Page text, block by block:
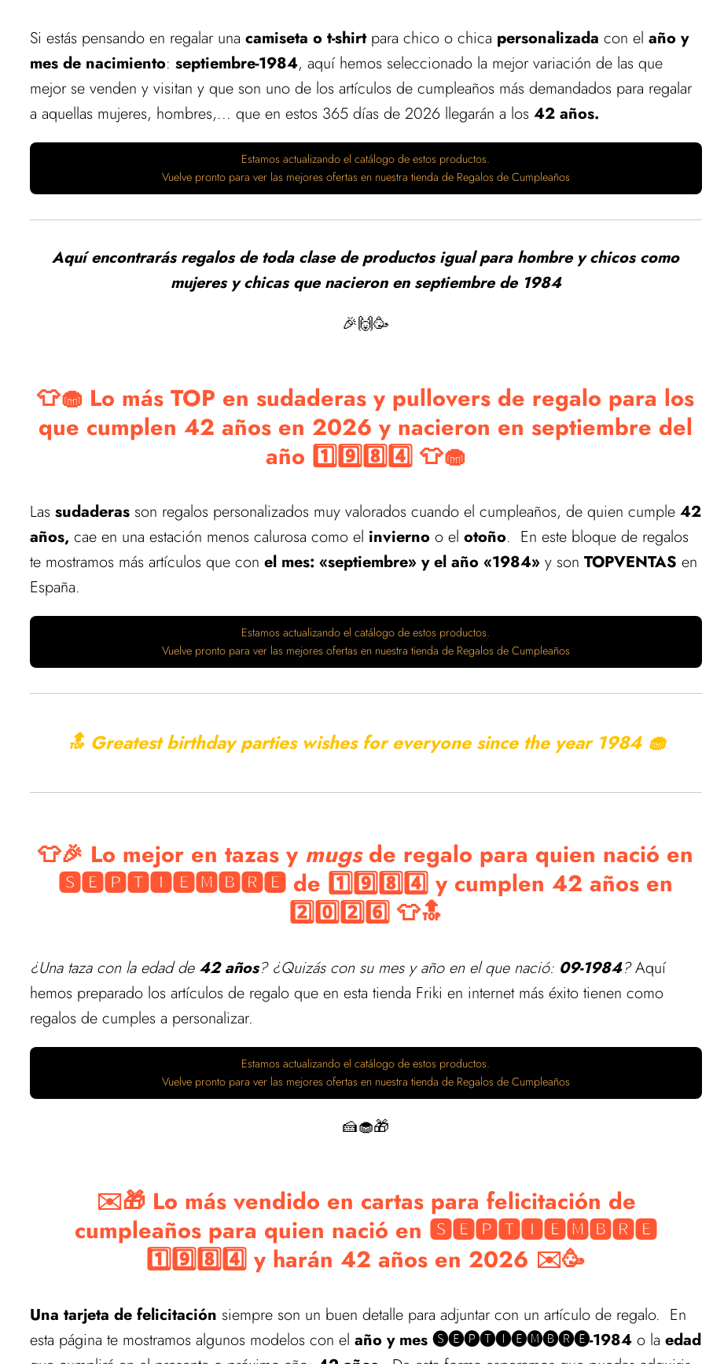
Si estás pensando en regalar una camiseta o t-shirtpara chico o chica personalizada con el año y
mes de nacimiento: septiembre-1984, aquí hemos seleccionado la mejor variación de las que
mejor se venden y visitan y que son uno de los artículos de cumpleaños más demandados para regalar
a aquellas mujeres, hombres,... que en estos 365 días de 2026 llegarán a los 42 años.
Estamos actualizando el catálogo de estos productos.
Vuelve pronto para ver las mejores ofertas en nuestra tienda de Regalos de Cumpleaños
Aquí encontrarás regalos de toda clase de productos igual para hombre y chicos como
mujeres y chicas que nacieron en septiembre de 1984
🎉🙌🥳
👕🧁 Lo más TOP en sudaderas y pullovers de regalo para los
que cumplen 42 años en 2026 y nacieron en septiembre del
año 1️⃣9️⃣8️⃣4️⃣ 👕🧁
Las sudaderas son regalos personalizados muy valorados cuando el cumpleaños, de quien cumple 42
años, cae en una estación menos calurosa como el invierno o el otoño. En este bloque de regalos
te mostramos más artículos que con el mes: «septiembre» y el año «1984» y son TOPVENTAS en
España.
Estamos actualizando el catálogo de estos productos.
Vuelve pronto para ver las mejores ofertas en nuestra tienda de Regalos de Cumpleaños
🔝 Greatest birthday parties wishes for everyone since the year 1984 🧁
👕🎉 Lo mejor en tazas y mugsde regalo para quien nació en
🆂🅴🅿🆃🅸🅴🅼🅱🆁🅴 de 1️⃣9️⃣8️⃣4️⃣ y cumplen 42 años en
2️⃣0️⃣2️⃣6️⃣ 👕🔝
¿Una taza con la edad de 42 años? ¿Quizás con su mes y año en el que nació: 09-1984?Aquí
hemos preparado los artículos de regalo que en esta tienda Friki en internet más éxito tienen como
regalos de cumples a personalizar.
Estamos actualizando el catálogo de estos productos.
Vuelve pronto para ver las mejores ofertas en nuestra tienda de Regalos de Cumpleaños
🍰🧁🎁
✉️🎁 Lo más vendido en cartas para felicitación de
cumpleaños para quien nació en 🆂🅴🅿🆃🅸🅴🅼🅱🆁🅴
1️⃣9️⃣8️⃣4️⃣ y harán 42 años en 2026 ✉️🥳
Una tarjeta de felicitación siempre son un buen detalle para adjuntar con un artículo de regalo. En
esta página te mostramos algunos modelos con el año y mes 🅢🅔🅟🅣🅘🅔🅜🅑🅡🅔-1984 o la edad